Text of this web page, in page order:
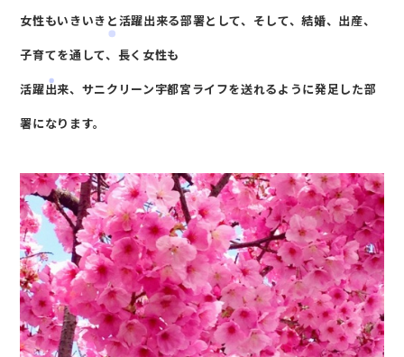
女性もいきいきと活躍出来る部署として、そして、結婚、出産、
子育てを通して、長く女性も
活躍出来、 サニクリーン宇都宮ライフを送れるように発足した部
署になります。